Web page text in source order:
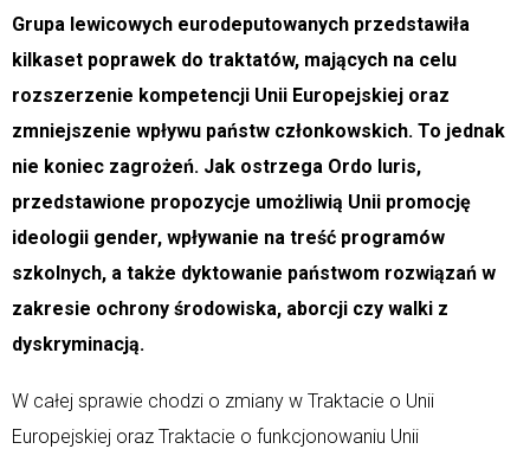
Grupa lewicowych eurodeputowanych przedstawiła
kilkaset poprawek do traktatów, mających na celu
rozszerzenie kompetencji Unii Europejskiej oraz
zmniejszenie wpływu państw członkowskich. To jednak
nie koniec zagrożeń. Jak ostrzega Ordo Iuris,
przedstawione propozycje umożliwią Unii promocję
ideologii gender, wpływanie na treść programów
szkolnych, a także dyktowanie państwom rozwiązań w
zakresie ochrony środowiska, aborcji czy walki z
dyskryminacją.
W całej sprawie chodzi o zmiany w Traktacie o Unii
Europejskiej oraz Traktacie o funkcjonowaniu Unii